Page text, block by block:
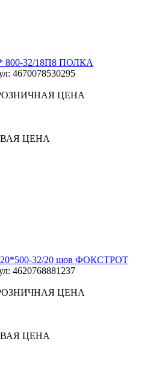
800-32/18П8 ПОЛКА
4670078530295
ЦЕНА
ЦЕНА
32/20 шов ФОКСТРОТ
4620768881237
ЦЕНА
ЦЕНА